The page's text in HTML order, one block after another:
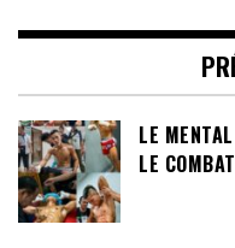
LE
LE